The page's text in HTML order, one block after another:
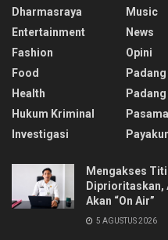
Dharmasraya
Entertainment
Fashion
Food
Health
Hukum Kriminal
Investigasi
Music
News
Opini
Padang
Mengakses
Diprioritaskan,
Akan “On Air”
5 AGUSTUS 2026